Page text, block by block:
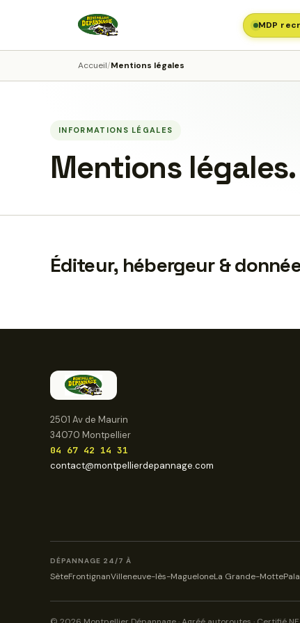
MDP
Accueil/Mentions légales
INFORMATIONS LÉGALES
Mentions légales.
Éditeur, hébergeur &
2501 Av de Maurin
34070 Montpellier
04 67 42 14 31
contact@montpellierdepannage.com
DÉPANNAGE 24/7 À
SèteFrontignanVilleneuve-lès-MagueloneLa Grande-Motte